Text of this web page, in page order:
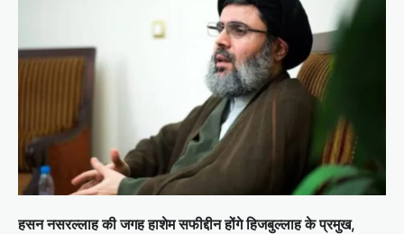
हसन नसरल्लाह की जगह हाशेम सफीद्दीन होंगे हिजबुल्लाह के प्रमुख,